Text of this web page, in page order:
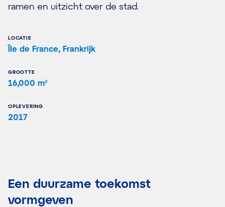
ramen en uitzicht over de stad.
LOCATIE
Île de France, Frankrijk
GROOTTE
16,000 m²
OPLEVERING
2017
Een duurzame toekomst
vormgeven